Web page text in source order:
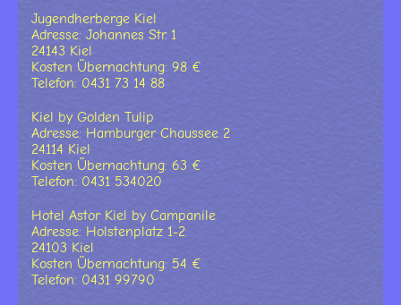
Jugendherberge Kiel
Adresse: Johannes Str. 1
24143 Kiel
Kosten Übernachtung: 98 €
Telefon: 0431 73 14 88
Kiel by Golden Tulip
Adresse: Hamburger Chaussee 2
24114 Kiel
Kosten Übernachtung: 63 €
Telefon: 0431 534020
Hotel Astor Kiel by Campanile
Adresse: Holstenplatz 1-2
24103 Kiel
Kosten Übernachtung: 54 €
Telefon: 0431 99790